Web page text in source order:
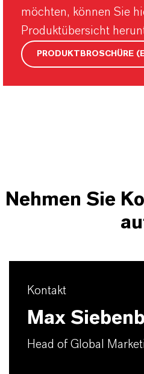
möchten, können Sie
Produktübersicht
PRODUKTBROSCHÜRE
Nehmen Sie
Kontakt
Max
Head of Global